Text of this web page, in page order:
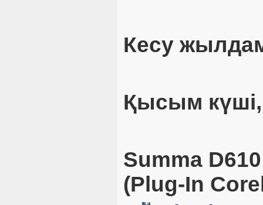
Кесу
Қысым
Summa
(Plug-In